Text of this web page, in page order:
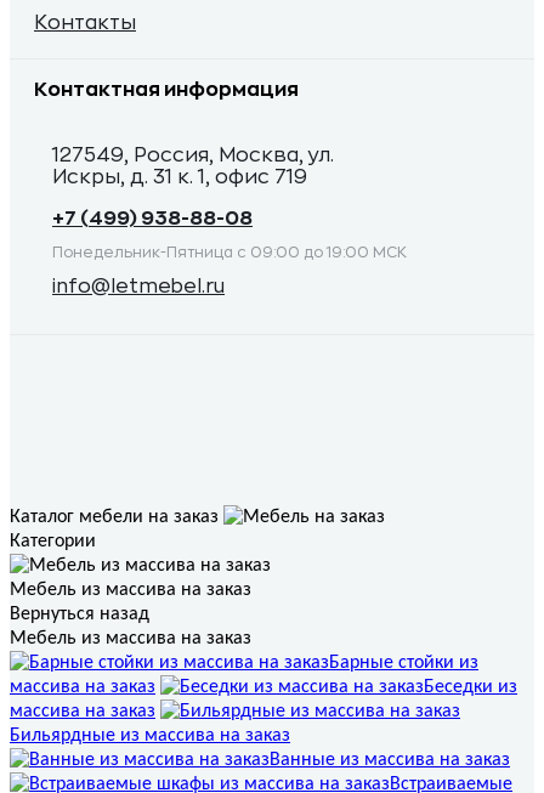
Контакты
Контактная информация
127549, Россия, Москва, ул.
Искры, д. 31 к. 1, офис 719
+7 (499) 938-88-08
Понедельник-Пятница с 09:00 до 19:00 МСК
info@letmebel.ru
Каталог мебели на заказ
Категории
Мебель из массива на заказ
Вернуться назад
Мебель из массива на заказ
Барные стойки из
массива на заказ
Беседки из
массива на заказ
Бильярдные из массива на заказ
Ванные из массива на заказ
Встраиваемые